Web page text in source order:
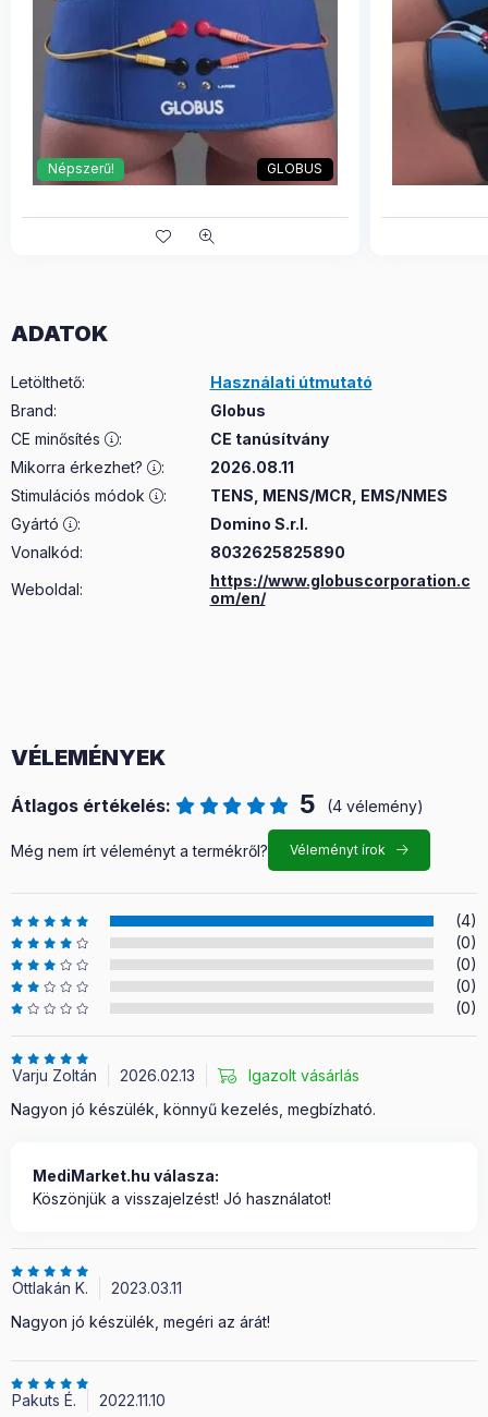
Népszerű! GLOBUS
ADATOK
Letölthető:
Használati útmutató
Brand:
Globus
CE minősítés
:
CE tanúsítvány
Mikorra érkezhet?
:
2026.08.11
Stimulációs módok
:
TENS, MENS/MCR, EMS/NMES
Gyártó
:
Domino S.r.l.
Vonalkód:
8032625825890
Weboldal:
https://www.globuscorporation.c
om/en/
VÉLEMÉNYEK
Átlagos értékelés: 5 (4 vélemény)
Még nem írt véleményt a termékről? Véleményt írok
(4)
(0)
(0)
(0)
(0)
Varju Zoltán 2026.02.13
Igazolt vásárlás
Nagyon jó készülék, könnyű kezelés, megbízható.
MediMarket.hu válasza:
Köszönjük a visszajelzést! Jó használatot!
Ottlakán K.
2023.03.11
Nagyon jó készülék, megéri az árát!
Pakuts É.
2022.11.10